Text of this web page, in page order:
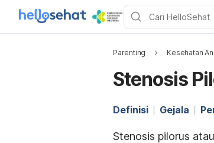
Parenting Kesehatan
Stenosis
Definisi Gejala
Stenosis pilorus